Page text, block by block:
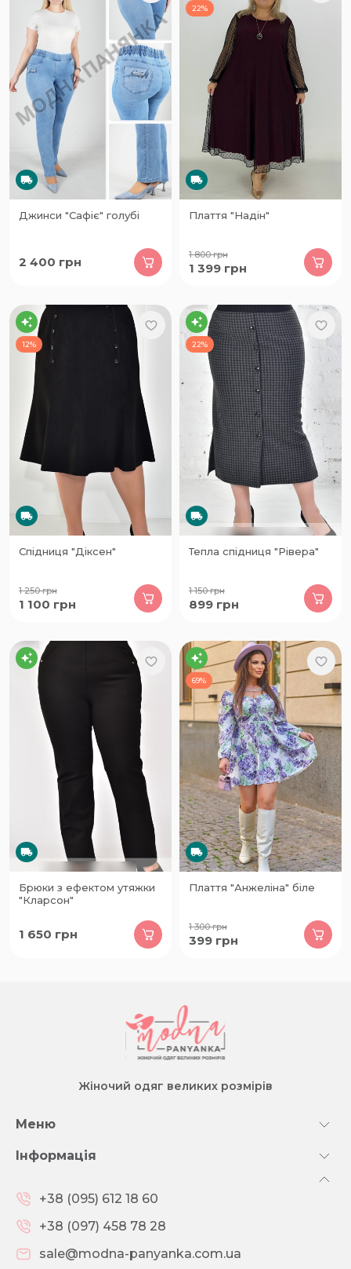
Джинси "Сафіє" голубі
2 400 грн
22%
Плаття "Надін"
1 800грн
1 399 грн
12%
Спідниця "Діксен"
1 250грн
1 100 грн
22%
Тепла спідниця "Рівера"
1 150грн
899 грн
Брюки з ефектом утяжки
"Кларсон"
1 650 грн
69%
Плаття "Анжеліна" біле
1 300грн
399 грн
Жіночий одяг великих розмірів
Меню
Інформація
+38 (095) 612 18 60
+38 (097) 458 78 28
sale@modna-panyanka.com.ua